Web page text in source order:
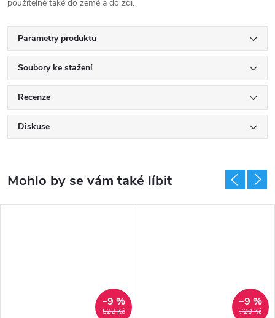
použitelné také do země a do zdi.
Parametry produktu
Soubory ke stažení
Recenze
Diskuse
522 Kč
–9 %
720 Kč
–9 %